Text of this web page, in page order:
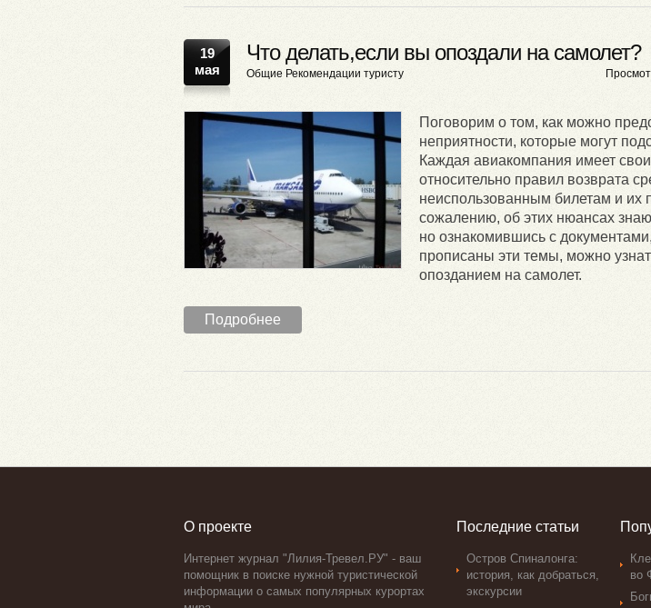
19
мая
Что делать,если вы опоздали на самолет?
Общие Рекомендации туристу
Поговорим о том, как можно
неприятности, которые могут
Каждая авиакомпания имеет
относительно правил возврата
неиспользованным билетам и их
сожалению, об этих нюансах
но ознакомившись с
прописаны эти темы, можно
опозданием на самолет.
Подробнее
О проекте
Интернет журнал "Лилия-Тревел.РУ" - ваш
помощник в поиске нужной туристической
информации о самых популярных курортах
Последние статьи
Остров Спиналонга:
история, как добраться,
экскурсии
во